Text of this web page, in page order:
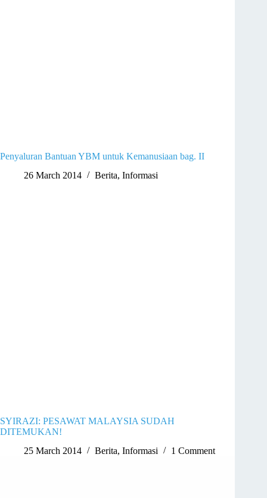
Penyaluran Bantuan YBM untuk Kemanusiaan bag. II
26 March 2014
Berita, Informasi
SYIRAZI: PESAWAT MALAYSIA SUDAH
DITEMUKAN!
25 March 2014
Berita, Informasi 1 Comment